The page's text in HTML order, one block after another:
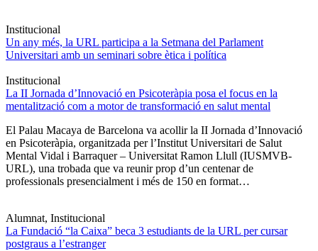
Institucional
Un any més, la URL participa a la Setmana del Parlament
Universitari amb un seminari sobre ètica i política
Institucional
La II Jornada d’Innovació en Psicoteràpia posa el focus en la
mentalització com a motor de transformació en salut mental
El Palau Macaya de Barcelona va acollir la II Jornada d’Innovació
en Psicoteràpia, organitzada per l’Institut Universitari de Salut
Mental Vidal i Barraquer – Universitat Ramon Llull (IUSMVB-
URL), una trobada que va reunir prop d’un centenar de
professionals presencialment i més de 150 en format…
Alumnat, Institucional
La Fundació “la Caixa” beca 3 estudiants de la URL per cursar
postgraus a l’estranger